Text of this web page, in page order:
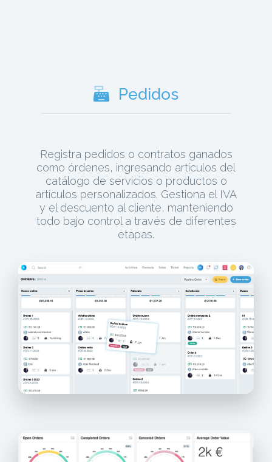
Pedidos
Registra pedidos o contratos ganados
como órdenes, ingresando artículos del
catálogo de servicios o productos o
artículos personalizados. Gestiona el IVA
y el descuento al cliente, manteniendo
todo bajo control a través de diferentes
etapas.